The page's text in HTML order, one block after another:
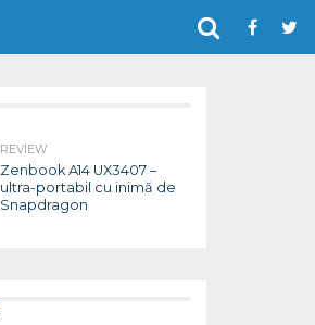
REVIEW
Zenbook A14 UX3407 –
ultra-portabil cu inimă de
Snapdragon